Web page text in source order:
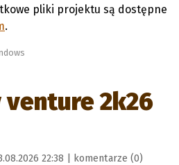
pliki projektu są dostępne
.
2k26
22:38 | komentarze (0)